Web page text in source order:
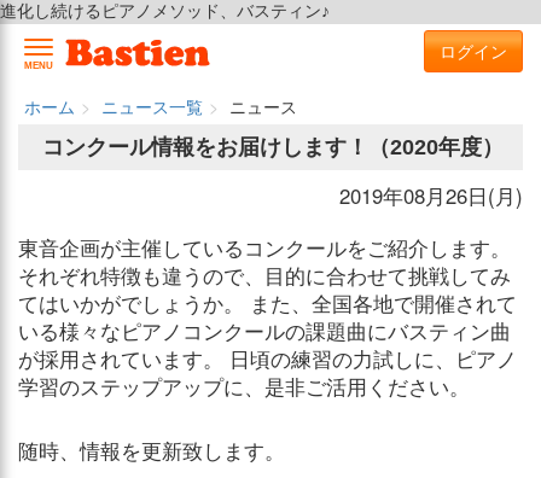
進化し続けるピアノメソッド、バスティン♪
MENU
ログイン
ホーム ニュース一覧
ニュース
コンクール情報をお届けします！（2020年度）
2019年08月26日(月)
東音企画が主催しているコンクールをご紹介します。
それぞれ特徴も違うので、目的に合わせて挑戦してみ
てはいかがでしょうか。 また、全国各地で開催されて
いる様々なピアノコンクールの課題曲にバスティン曲
が採用されています。 日頃の練習の力試しに、ピアノ
学習のステップアップに、是非ご活用ください。
随時、情報を更新致します。